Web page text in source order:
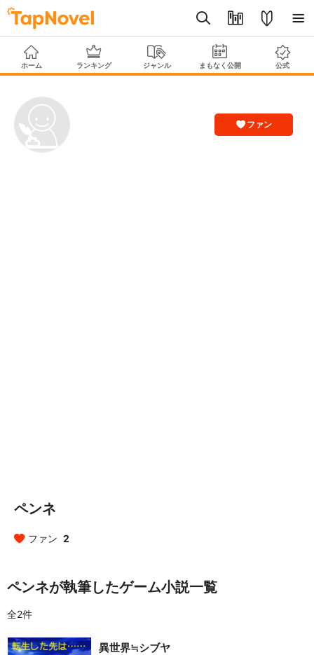
ホーム ランキング ジャンル まもなく公開 公式
ファン
ペンネ
ファン 2
ペンネが執筆したゲーム小説一覧
全2件
異世界≒シブヤ